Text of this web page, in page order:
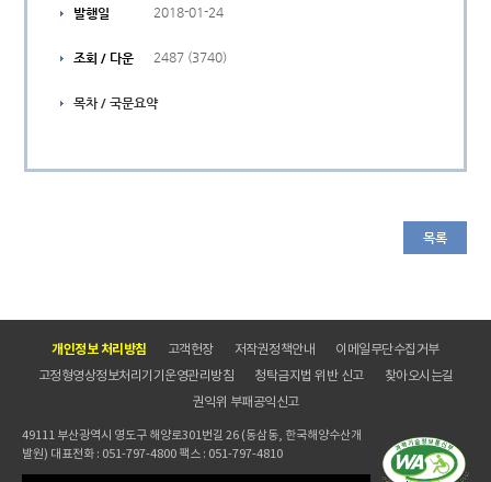
발행일 2018-01-24
조회 / 다운 2487 (3740)
목차 / 국문요약
목록
개인정보 처리방침 고객헌장 저작권정책안내
이메일무단수집거부
고정형영상정보처리기기운영관리방침
청탁금지법 위반 신고
찾아오시는길
권익위 부패공익신고
49111 부산광역시 영도구 해양로301번길 26 (동삼동, 한국해양수산개
발원) 대표전화 : 051-797-4800 팩스 : 051-797-4810